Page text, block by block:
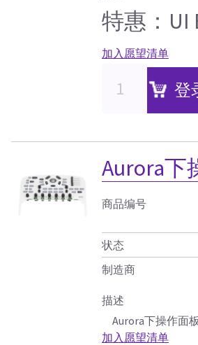
特惠：UI
加入愿望清单
登
Aurora下
商品编号
状态
制造商
描述
Aurora下操作面
加入愿望清单